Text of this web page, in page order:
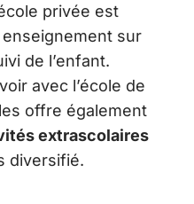
privée est
sur
de l’enfant.
avec l’école de
offre également
extrascolaires
diversifié.